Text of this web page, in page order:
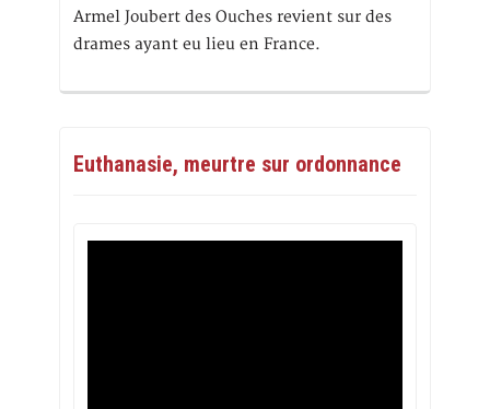
Armel Joubert des Ouches revient sur des
drames ayant eu lieu en France.
Euthanasie, meurtre sur ordonnance